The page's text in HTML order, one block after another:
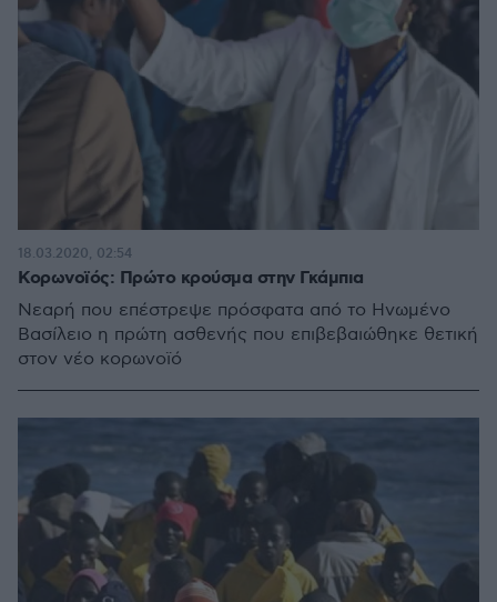
Κορωνοϊός: Πρώτο κρούσμα στην Γκάμπια
Νεαρή που επέστρεψε πρόσφατα από το Ηνωμένο
Βασίλειο η πρώτη ασθενής που επιβεβαιώθηκε θετική
στον νέο κορωνοϊό
18.03.2020, 02:54